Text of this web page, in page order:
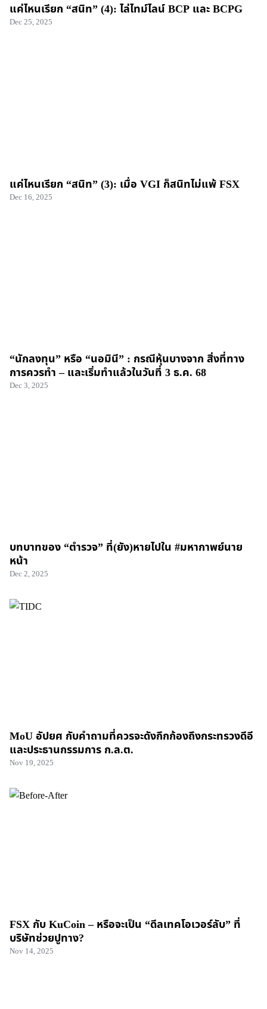
แค่ไหนเรียก “สนิท” (4): ไล่ไทม์ไลน์ BCP และ BCPG
Dec 25, 2025
แค่ไหนเรียก “สนิท” (3): เมื่อ VGI ก็สนิทไม่แพ้ FSX
Dec 16, 2025
“นักลงทุน” หรือ “นอมินี” : กรณีหุ้นบางจาก สิ่งที่ทาง
การควรทำ – และเริ่มทำแล้วในวันที่ 3 ธ.ค. 68
Dec 3, 2025
บทบาทของ “ตำรวจ” ที่(ยัง)หายไปใน #มหากาพย์นาย
หน้า
Dec 2, 2025
MoU อัปยศ กับคำถามที่ควรจะดังกึกก้องถึงกระทรวงดีอี
และประธานกรรมการ ก.ล.ต.
Nov 19, 2025
FSX กับ KuCoin – หรือจะเป็น “ดีลเทคโอเวอร์ลับ” ที่
บริษัทช่วยปูทาง?
Nov 14, 2025